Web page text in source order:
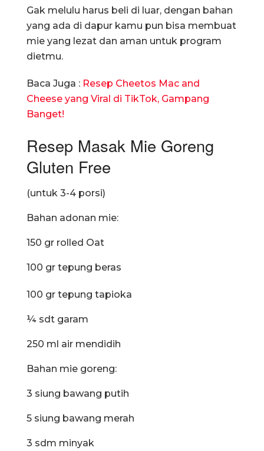
Gak melulu harus beli di luar, dengan bahan
yang ada di dapur kamu pun bisa membuat
mie yang lezat dan aman untuk program
dietmu.
Baca Juga : Resep Cheetos Mac and
Cheese yang Viral di TikTok, Gampang
Banget!
Resep Masak Mie Goreng
Gluten Free
(untuk 3-4 porsi)
Bahan adonan mie:
150 gr rolled Oat
100 gr tepung beras
100 gr tepung tapioka
¼ sdt garam
250 ml air mendidih
Bahan mie goreng:
3 siung bawang putih
5 siung bawang merah
3 sdm minyak